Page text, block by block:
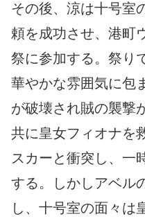
その後、涼は十号室
頼を成功させ、港町
祭に参加する。祭り
華やかな雰囲気に包
が破壊され賊の襲撃
共に皇女フィオナを
スカーと衝突し、一
する。しかしアベル
し、十号室の面々は